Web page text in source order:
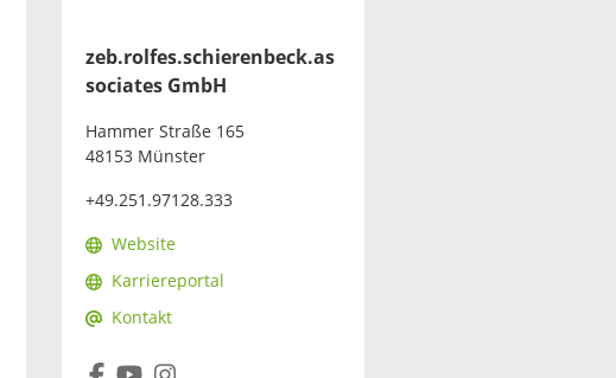
zeb.rolfes.schierenbeck.as
sociates GmbH
Hammer Straße 165
48153 Münster
+49.251.97128.333
Website
Karriereportal
Kontakt